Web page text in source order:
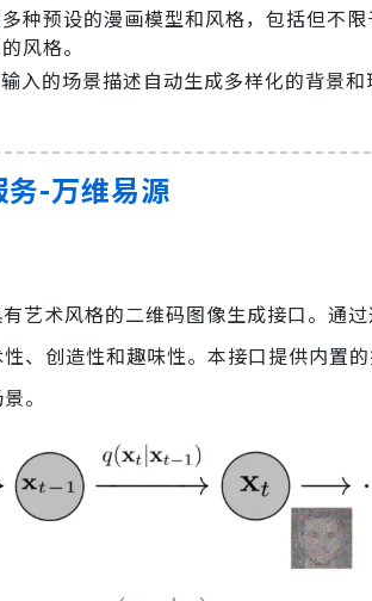
种预设的漫画模型和风格，包括但不
风格。
入的场景描述自动生成多样化的背景
-万维易源
艺术风格的二维码图像生成接口。通
、创造性和趣味性。本接口提供内置
。